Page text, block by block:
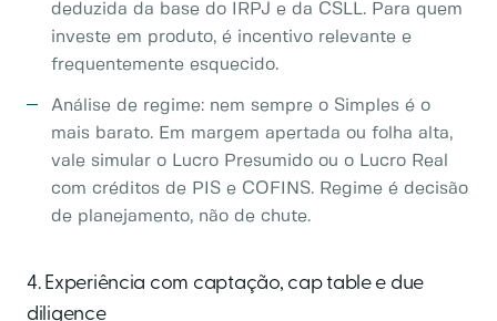
deduzida da base do IRPJ e da CSLL. Para quem
investe em produto, é incentivo relevante e
frequentemente esquecido.
Análise de regime: nem sempre o Simples é o
mais barato. Em margem apertada ou folha alta,
vale simular o Lucro Presumido ou o Lucro Real
com créditos de PIS e COFINS. Regime é decisão
de planejamento, não de chute.
4. Experiência com captação, cap table e due
diligence